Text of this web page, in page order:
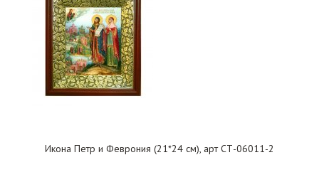
Икона Петр и Феврония (21*24 см), арт СТ-06011-2